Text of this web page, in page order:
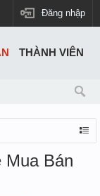
Đăng nhập
Mua Bán
THÀNH VIÊN